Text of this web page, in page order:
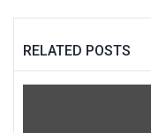
RELATED POSTS